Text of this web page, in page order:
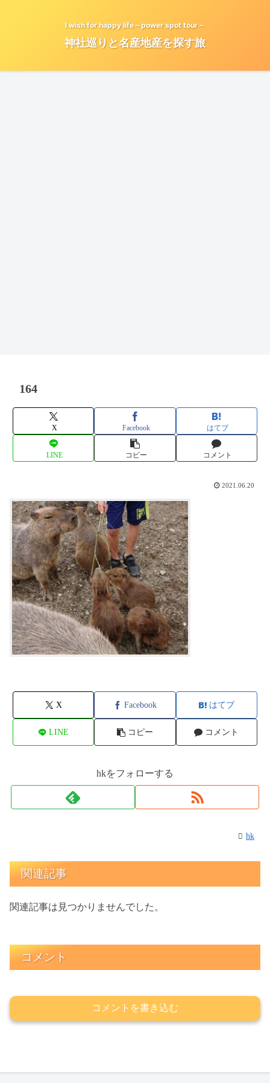
I wish for happy life～power spot tour～
神社巡りと名産地産を探す旅
164
X Facebook はてブ
LINE コピー コメント
2021.06.20
X Facebook はてブ
LINE コピー コメント
hkをフォローする
hk
関連記事
関連記事は見つかりませんでした。
コメント
コメントを書き込む